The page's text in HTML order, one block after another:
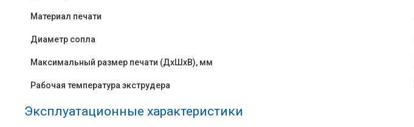
Материал печати
Диаметр сопла
Максимальный размер печати (ДхШхВ), мм
Рабочая температура экструдера
Эксплуатационные характеристики